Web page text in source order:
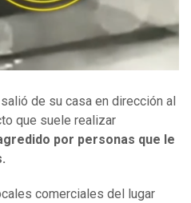
de su casa en dirección al
que suele realizar
por personas que le
comerciales del lugar